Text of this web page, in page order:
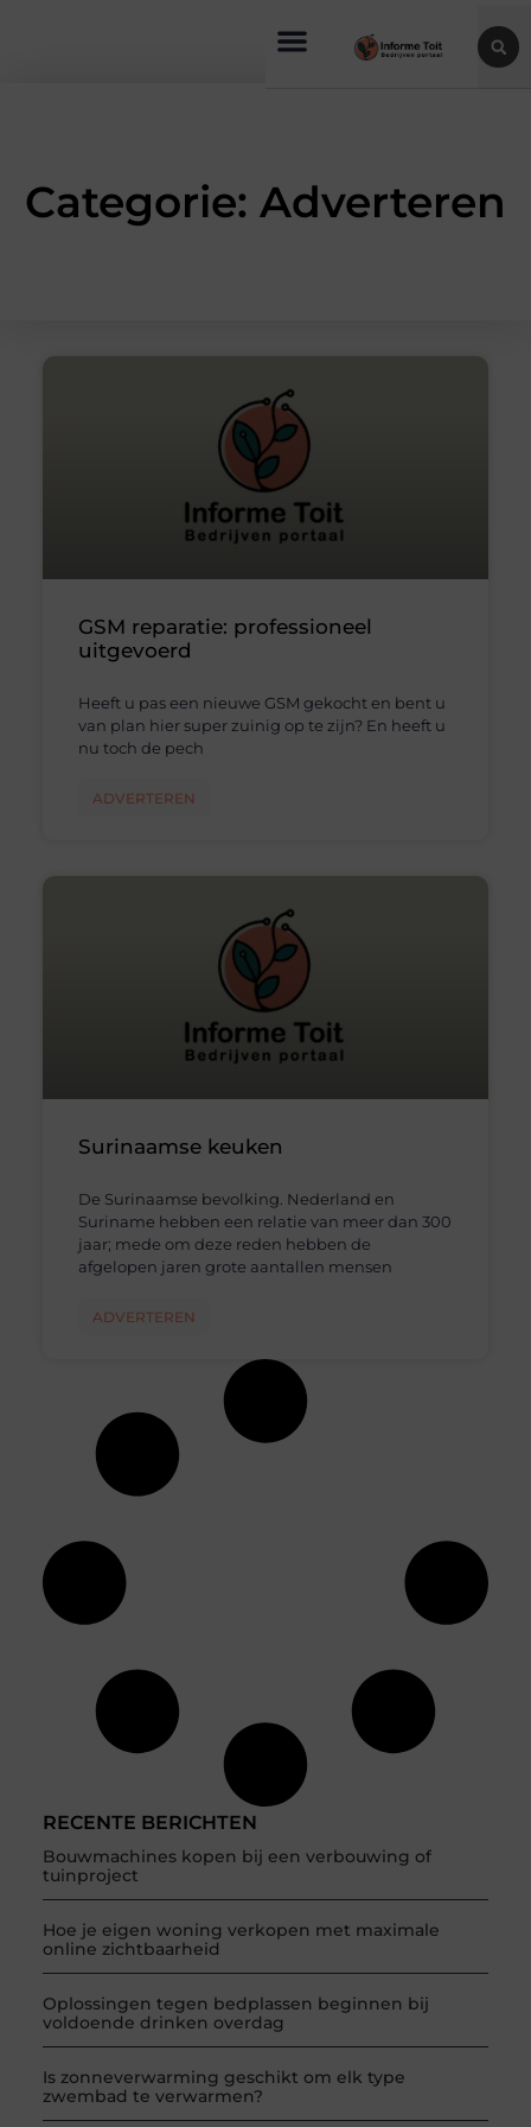
Categorie: Adverteren
RECENTE BERICHTEN
Bouwmachines kopen bij een verbouwing of
tuinproject
Hoe je eigen woning verkopen met maximale
online zichtbaarheid
Oplossingen tegen bedplassen beginnen bij
voldoende drinken overdag
Is zonneverwarming geschikt om elk type
zwembad te verwarmen?
GSM reparatie: professioneel
uitgevoerd
Heeft u pas een nieuwe GSM gekocht en bent u
van plan hier super zuinig op te zijn? En heeft u
nu toch de pech
ADVERTEREN
Surinaamse keuken
De Surinaamse bevolking. Nederland en
Suriname hebben een relatie van meer dan 300
jaar; mede om deze reden hebben de
afgelopen jaren grote aantallen mensen
ADVERTEREN